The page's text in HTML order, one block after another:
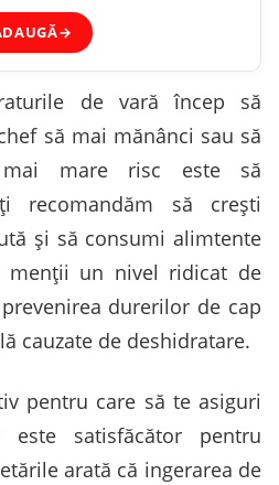
→
de vară încep să
să mai mănânci sau să
mare risc este să
să creşti
şi să consumi alimtente
menții un nivel ridicat de
durerilor de cap
cauzate de deshidratare.
pentru care să te asiguri
satisfăcător pentru
arată că ingerarea de